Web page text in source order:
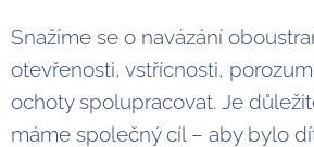
Snažíme se o navázání
otevřenosti, vstřícnosti,
ochoty spolupracovat. Je
máme společný cíl – aby bylo